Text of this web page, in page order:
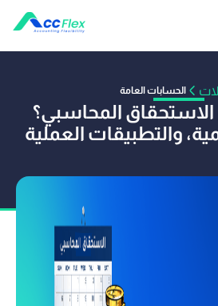
الحسابات العامة
المحاسبي؟
والتطبيقات العملية